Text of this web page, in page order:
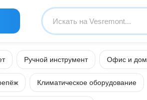
Ручной инструмент Офис и дом
Климатическое оборудование